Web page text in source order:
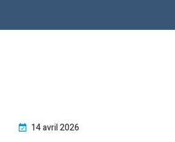
14 avril 2026